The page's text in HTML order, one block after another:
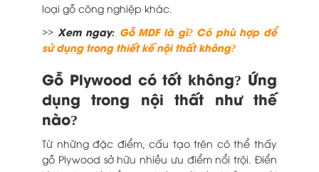
loại gỗ công nghiệp khác.
>> Xem ngay: Gỗ MDF là gì? Có phù hợp để
sử dụng trong thiết kế nội thất không?
Gỗ Plywood có tốt không? Ứng
dụng trong nội thất như thế
nào?
Từ những đặc điểm, cấu tạo trên có thể thấy
gỗ Plywood sở hữu nhiều ưu điểm nổi trội. Điển